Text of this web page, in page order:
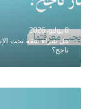
8 يوليو، 2026
هل شراء شقة تحت
ناجح؟